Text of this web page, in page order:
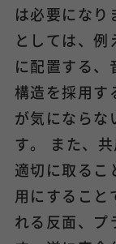
は必要になり
としては、
に配置する、
構造を採用す
が気にならな
す。 また、
適切に取るこ
用にすること
れる反面、プ